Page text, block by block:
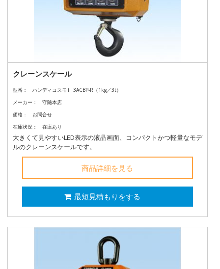
クレーンスケール
型番：
ハンディコスモⅡ 3ACBP-R（1kg／3t）
メーカー：
守随本店
価格：
お問合せ
在庫状況：
在庫あり
大きくて見やすいLED表示の液晶画面、コンパクトかつ軽量なモデ
ルのクレーンスケールです。
商品詳細を見る
最短見積もりをする